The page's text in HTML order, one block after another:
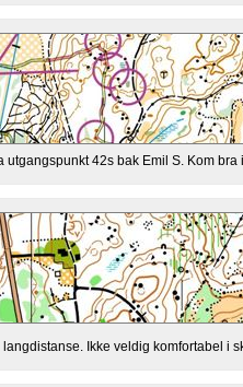
utgangspunkt 42s bak Emil S. Kom
Ikke veldig komfortabel i